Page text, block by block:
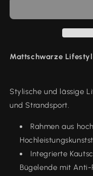
Mattschwarze
Stylische und lässige
und Strandsport.
Rahmen aus
Integrierte
Bügelende mit